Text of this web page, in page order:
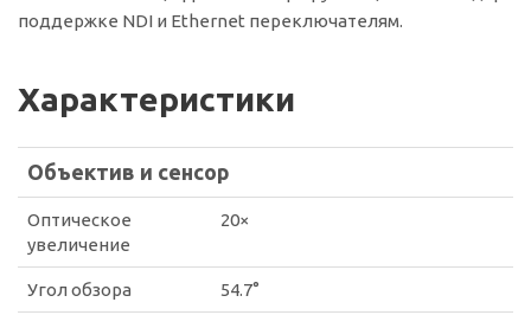
поддержке NDI и Ethernet переключателям.
Характеристики
Объектив и сенсор
Оптическое
увеличение
20×
Угол обзора 54.7°